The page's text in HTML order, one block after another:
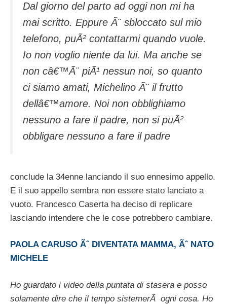
Dal giorno del parto ad oggi non mi ha
mai scritto. Eppure Ã¨ sbloccato sul mio
telefono, puÃ² contattarmi quando vuole.
Io non voglio niente da lui. Ma anche se
non câ€™Ã¨ piÃ¹ nessun noi, so quanto
ci siamo amati, Michelino Ã¨ il frutto
dellâ€™amore. Noi non obblighiamo
nessuno a fare il padre, non si puÃ²
obbligare nessuno a fare il padre
conclude la 34enne lanciando il suo ennesimo appello.
E il suo appello sembra non essere stato lanciato a
vuoto. Francesco Caserta ha deciso di replicare
lasciando intendere che le cose potrebbero cambiare.
PAOLA CARUSO Ãˆ DIVENTATA MAMMA, Ãˆ NATO
MICHELE
Ho guardato i video della puntata di stasera e posso
solamente dire che il tempo sistemerÃ ogni cosa. Ho